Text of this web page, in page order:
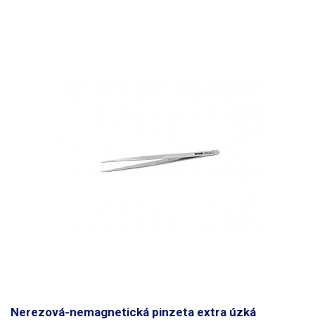
Nerezová-nemagnetická pinzeta extra úzká